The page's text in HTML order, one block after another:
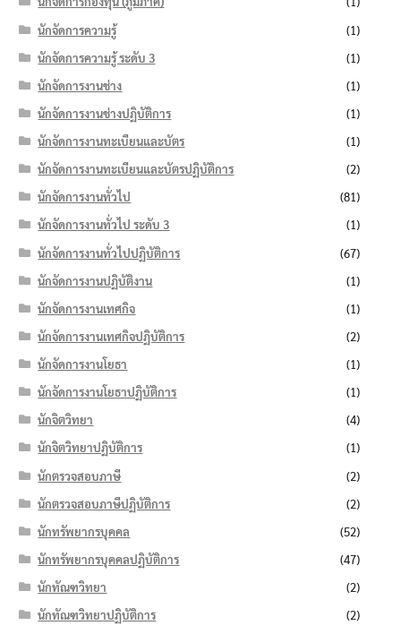
นักจัดการความรู้
(1)
นักจัดการความรู้ ระดับ 3
(1)
นักจัดการงานช่าง
(1)
นักจัดการงานช่างปฏิบัติการ
(1)
นักจัดการงานทะเบียนและบัตร
(1)
นักจัดการงานทะเบียนและบัตรปฏิบัติการ
(2)
นักจัดการงานทั่วไป
(81)
นักจัดการงานทั่วไป ระดับ 3
(1)
นักจัดการงานทั่วไปปฏิบัติการ
(67)
นักจัดการงานปฏิบัติงาน
(1)
นักจัดการงานเทศกิจ
(1)
นักจัดการงานเทศกิจปฏิบัติการ
(2)
นักจัดการงานโยธา
(1)
นักจัดการงานโยธาปฏิบัติการ
(1)
นักจิตวิทยา
(4)
นักจิตวิทยาปฏิบัติการ
(1)
นักตรวจสอบภาษี
(2)
นักตรวจสอบภาษีปฏิบัติการ
(2)
นักทรัพยากรบุคคล
(52)
นักทรัพยากรบุคคลปฏิบัติการ
(47)
นักทัณฑวิทยา
(2)
นักทัณฑวิทยาปฏิบัติการ
(2)